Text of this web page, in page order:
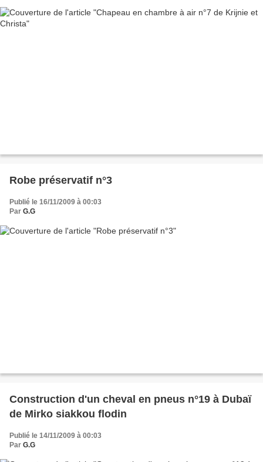
Robe préservatif n°3
Publié le 16/11/2009 à 00:03
Par G.G
Construction d'un cheval en pneus n°19 à Dubaï
de Mirko siakkou flodin
Publié le 14/11/2009 à 00:03
Par G.G